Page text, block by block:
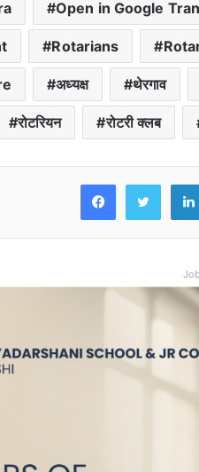
Open in Google
Rotarians
अध्यक्ष थेरगाव
रोटरियन रोटरी क्लब